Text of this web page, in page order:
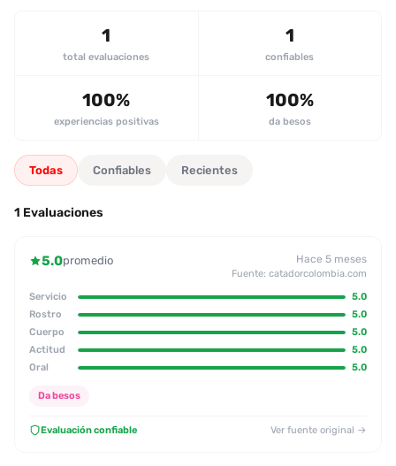
comunicación durante el encuentro, características que hacen
1
total evaluaciones
1
confiables
100%
experiencias positivas
100%
da besos
Todas Confiables Recientes
1 Evaluaciones
5.0promedio Hace 5 meses
Fuente: catadorcolombia.com
Servicio
5.0
Rostro
5.0
Cuerpo
5.0
Actitud
5.0
Oral
5.0
Da besos
Evaluación confiable Ver fuente original →